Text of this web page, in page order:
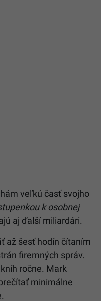
veľkú časť svojho
k osobnej
aj ďalší miliardári.
až šesť hodín čítaním
firemných správ.
ročne. Mark
minimálne